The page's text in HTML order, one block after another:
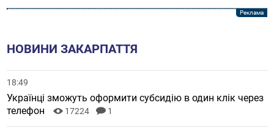
НОВИНИ ЗАКАРПАТТЯ
18:49
Українці зможуть оформити субсидію в один клік через
телефон
17224 1